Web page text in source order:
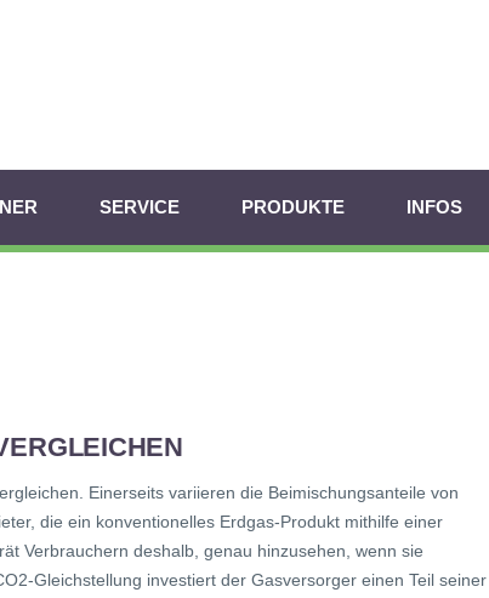
SERVICE PRODUKTE INFOS
Einerseits variieren die Beimischungsanteile von
die ein konventionelles Erdgas-Produkt mithilfe einer
Verbrauchern deshalb, genau hinzusehen, wenn sie
Gleichstellung investiert der Gasversorger einen Teil seiner